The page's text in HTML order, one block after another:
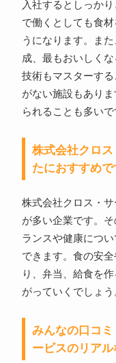
入社するとしっか
で働くとしても食
うになります。ま
成、最もおいしく
技術もマスターす
がない施設もあり
られることも多いで
株式会社クロ
たにおすすめで
株式会社クロス・
が多い企業です。
ランスや健康につ
できます。食の安
り、弁当、給食を
がっていくでしょう
みんなの口コ
ービスのリア